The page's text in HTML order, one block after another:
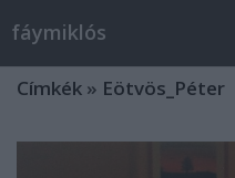
fáymiklós
Címkék » Eötvös_Péter